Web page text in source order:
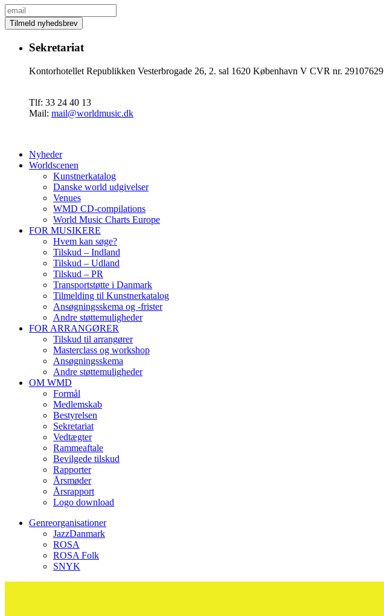
Sekretariat
Kontorhotellet Republikken Vesterbrogade 26, 2. sal 1620 København V CVR nr. 29107629
Tlf: 33 24 40 13
Mail: mail@worldmusic.dk
Nyheder
Worldscenen
Kunstnerkatalog
Danske world udgivelser
Venues
WMD CD-compilations
World Music Charts Europe
FOR MUSIKERE
Hvem kan søge?
Tilskud – Indland
Tilskud – Udland
Tilskud – PR
Transportstøtte i Danmark
Tilmelding til Kunstnerkatalog
Ansøgningsskema og -frister
Andre støttemuligheder
FOR ARRANGØRER
Tilskud til arrangører
Masterclass og workshop
Ansøgningsskema
Andre støttemuligheder
OM WMD
Formål
Medlemskab
Bestyrelsen
Sekretariat
Vedtægter
Rammeaftale
Bevilgede tilskud
Rapporter
Årsmøder
Årsrapport
Logo download
Genreorganisationer
JazzDanmark
ROSA
ROSA Folk
SNYK